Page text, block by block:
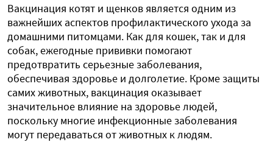
Вакцинация котят и щенков является одним из
важнейших аспектов профилактического ухода за
домашними питомцами. Как для кошек, так и для
собак, ежегодные прививки помогают
предотвратить серьезные заболевания,
обеспечивая здоровье и долголетие. Кроме защиты
самих животных, вакцинация оказывает
значительное влияние на здоровье людей,
поскольку многие инфекционные заболевания
могут передаваться от животных к людям.